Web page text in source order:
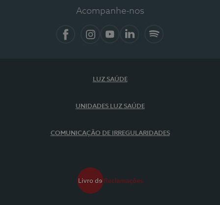
Acompanhe-nos
LUZ SAÚDE
UNIDADES LUZ SAÚDE
COMUNICAÇÃO DE IRREGULARIDADES